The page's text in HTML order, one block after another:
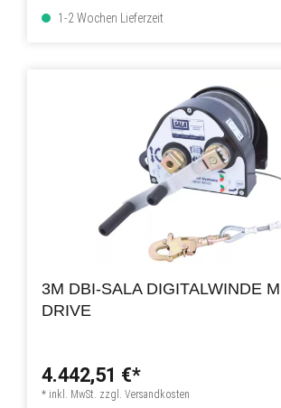
1-2 Wochen Lieferzeit
3M DBI-SALA DIGITALWINDE
DRIVE
4.442,51 €*
* inkl. MwSt. zzgl. Versandkosten